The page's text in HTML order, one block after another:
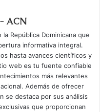
ACN
República Dominicana que
informativa integral.
hasta avances científicos y
web es tu fuente confiable
más relevantes
Además de ofrecer
se destaca por sus análisis
que proporcionan